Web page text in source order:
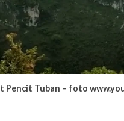
Pencit Tuban – foto